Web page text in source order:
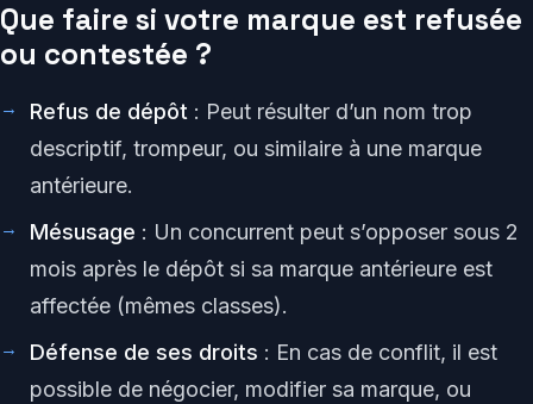
Que faire si votre marque est refusée
ou contestée ?
Refus de dépôt : Peut résulter d’un nom trop
descriptif, trompeur, ou similaire à une marque
antérieure.
Mésusage : Un concurrent peut s’opposer sous 2
mois après le dépôt si sa marque antérieure est
affectée (mêmes classes).
Défense de ses droits : En cas de conflit, il est
possible de négocier, modifier sa marque, ou